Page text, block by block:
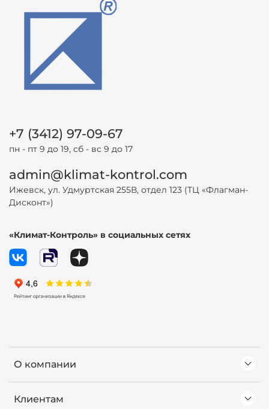
О компании
Клиентам
+7 (3412) 97-09-67
пн - пт 9 до 19, сб - вс 9 до 17
admin@klimat-kontrol.com
Ижевск, ул. Удмуртская 255В, отдел 123 (ТЦ «Флагман-
Дисконт»)
«Климат-Контроль» в социальных сетях